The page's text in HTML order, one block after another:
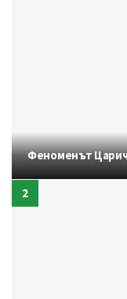
Феноменът